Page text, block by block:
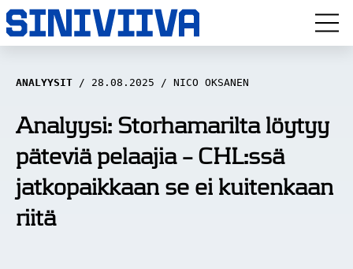
LUUVITONEN
HAASTATTELUT
NÄKÖKULMAT
ANALYYSIT
ANALYYSIT 28.08.2025 NICO OKSANEN
Analyysi: Storhamarilta löytyy
päteviä pelaajia – CHL:ssä
jatkopaikkaan se ei kuitenkaan
riitä